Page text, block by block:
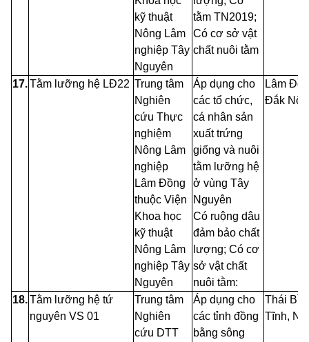
kỹ thuật
Nông Lâm
nghiệp Tây
Nguyên
tằm TN2019;
Có cơ sở vật
chất nuôi tằm
17.Tằm lưỡng hệ LĐ22 Trung tâm
Nghiên
cứu Thực
nghiệm
Nông Lâm
nghiệp
Lâm Đồng
thuộc Viện
Khoa học
kỹ thuật
Nông Lâm
nghiệp Tây
Nguyên
Áp dụng cho
các tổ chức,
cá nhân sản
xuất trứng
giống và nuôi
tằm lưỡng hệ
ở vùng Tây
Nguyên
Có ruộng dâu
đảm bảo chất
lượng; Có cơ
sở vật chất
nuôi tằm:
Lâm
Đắk
18.Tằm lưỡng hệ tứ
nguyên VS 01
Trung tâm
Nghiên
cứu DTT
Áp dụng cho
các tỉnh đồng
bằng sông
Thái
Tĩnh,